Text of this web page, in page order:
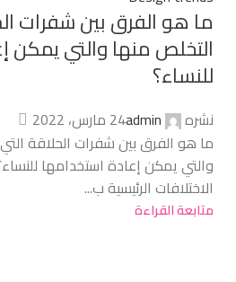
ما هو الفرق بين شفرات
التخلص منها والتي يمكن
للنساء؟
نشره admin24 مارس، 2022
ما هو الفرق بين شفرات الحلاقة
والتي يمكن إعادة استخدامها
الاختلافات الرئيسية ب...
متابعة القراءة